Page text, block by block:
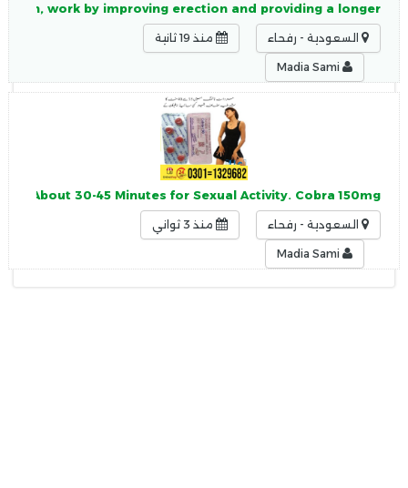
work by improving erection and providing a longer
السعودية - رفحاء منذ 19 ثانية
About 30-45 Minutes for Sexual Activity. Cobra 150mg
السعودية - رفحاء منذ 3 ثواني